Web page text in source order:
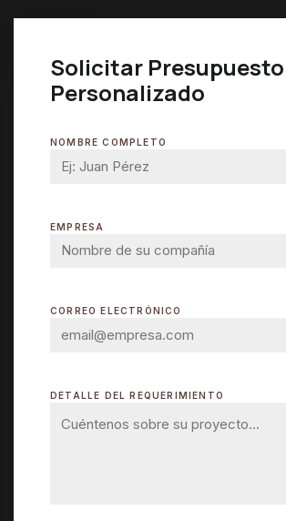
Solicitar Presupuesto
Personalizado
NOMBRE COMPLETO
EMPRESA
CORREO ELECTRÓNICO
DETALLE DEL REQUERIMIENTO